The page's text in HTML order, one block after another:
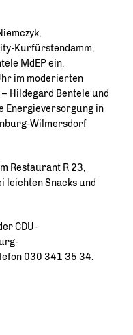
Kurfürstendamm,
MdEP ein.
im moderierten
Hildegard Bentele und
Energieversorgung in
Wilmersdorf
Restaurant R 23,
leichten Snacks und
CDU-
030 341 35 34.